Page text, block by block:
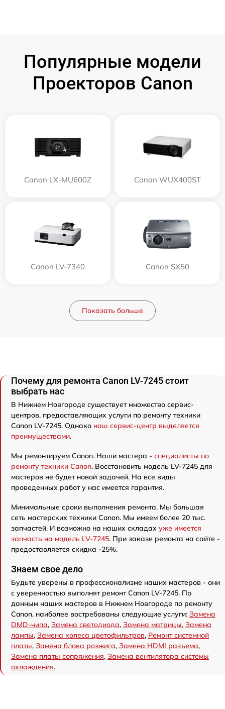
Популярные модели
Проекторов Canon
Canon LX-MU600Z Canon WUX400ST
Canon LV-7340 Canon SX50
Показать больше
Почему для ремонта Canon LV-7245 стоит
выбрать нас
В Нижнем Новгороде существует множество сервис-
центров, предоставляющих услуги по ремонту техники
Canon LV-7245. Однако наш сервис-центр выделяется
преимуществами.
Мы ремонтируем Canon. Наши мастера - специалисты по
ремонту техники Canon. Восстановить модель LV-7245 для
мастеров не будет новой задачей. На все виды
проведенных работ у нас имеется гарантия.
Минимальные сроки выполнения ремонта. Мы большая
сеть мастерских техники Canon. Мы имеем более 20 тыс.
запчастей. И возможно на наших складах уже имеется
запчасть на модель LV-7245. При заказе ремонта на сайте -
предоставляется скидка -25%.
Знаем свое дело
Будьте уверены в профессионализме наших мастеров - они
с уверенностью выполнят ремонт Canon LV-7245. По
данным наших мастеров в Нижнем Новгороде по ремонту
Canon, наиболее востребованы следующие услуги: Замена
DMD-чипа, Замена светодиода, Замена матрицы, Замена
лампы, Замена колеса цветофильтров, Ремонт системной
платы, Замена блока розжига, Замена HDMI разъема,
Замена платы сопряжения, Замена вентилятора системы
охлаждения.